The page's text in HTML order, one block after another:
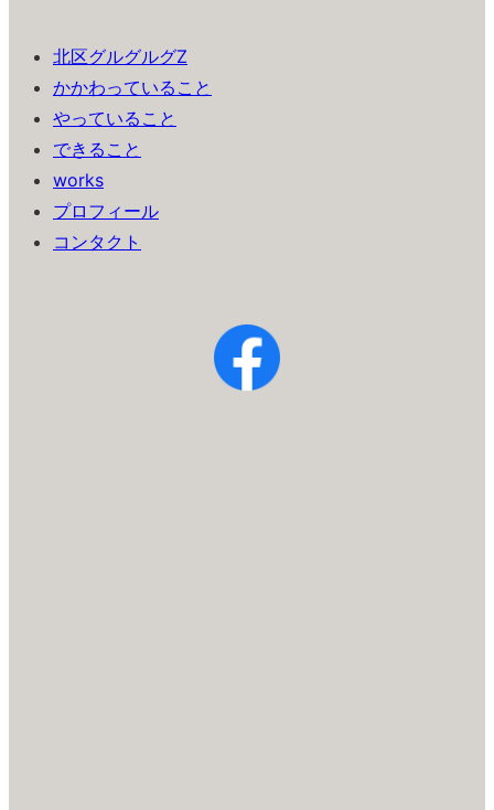
北区グルグルグZ
かかわっていること
やっていること
できること
works
プロフィール
コンタクト